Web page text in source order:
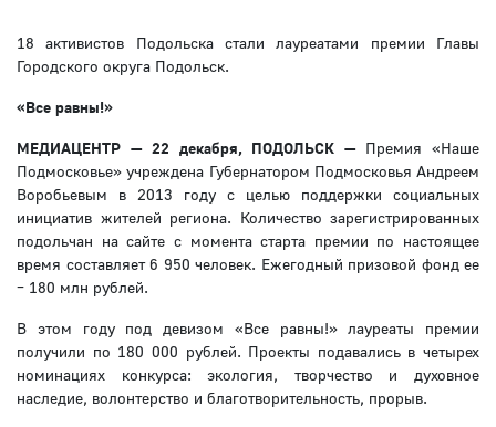
18 активистов Подольска стали лауреатами премии Главы
Городского округа Подольск.
«Все равны!»
МЕДИАЦЕНТР — 22 декабря, ПОДОЛЬСК — Премия «Наше
Подмосковье» учреждена Губернатором Подмосковья Андреем
Воробьевым в 2013 году с целью поддержки социальных
инициатив жителей региона. Количество зарегистрированных
подольчан на сайте с момента старта премии по настоящее
время составляет 6 950 человек. Ежегодный призовой фонд ее
– 180 млн рублей.
В этом году под девизом «Все равны!» лауреаты премии
получили по 180 000 рублей. Проекты подавались в четырех
номинациях конкурса: экология, творчество и духовное
наследие, волонтерство и благотворительность, прорыв.